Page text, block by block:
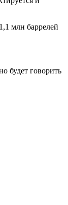
млн баррелей
будет говорить